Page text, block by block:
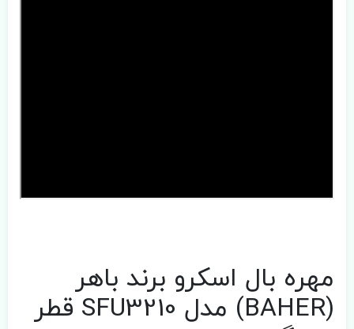
مهره بال اسکرو برند باهر
(BAHER) مدل SFU3210 قطر